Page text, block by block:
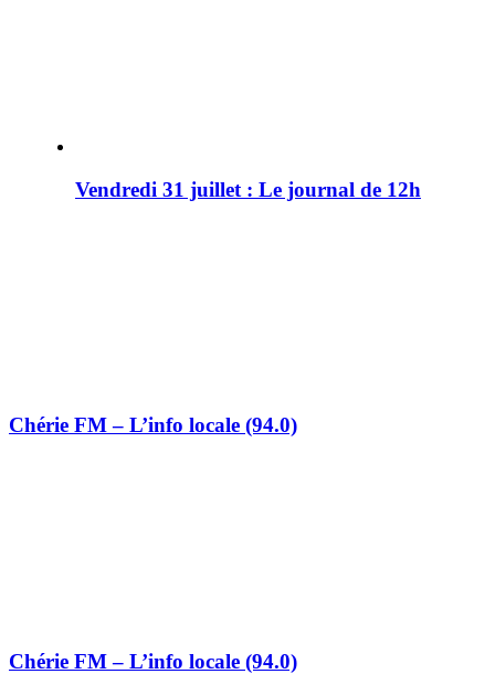
Vendredi 31 juillet : Le journal de 12h
Chérie FM – L’info locale (94.0)
Chérie FM – L’info locale (94.0)